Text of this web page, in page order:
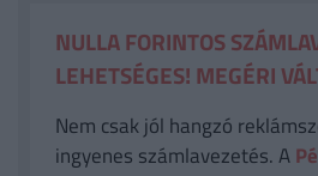
NULLA FORINTOS
LEHETSÉGES! MEGÉRI
Nem csak jól hangzó
ingyenes számlavezetés. A